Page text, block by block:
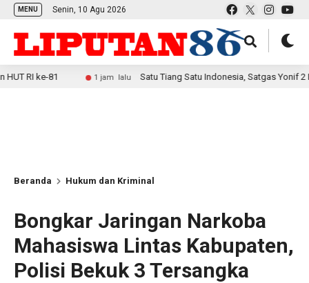
MENU Senin, 10 Agu 2026
1 jam lalu Satu Tiang Satu Indonesia, Satgas Yonif 2 Marinir
Beranda Hukum dan Kriminal
Bongkar Jaringan Narkoba
Mahasiswa Lintas Kabupaten,
Polisi Bekuk 3 Tersangka